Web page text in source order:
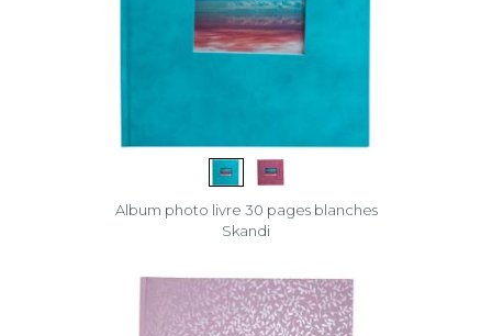
Album photo livre 30 pages blanches
Skandi